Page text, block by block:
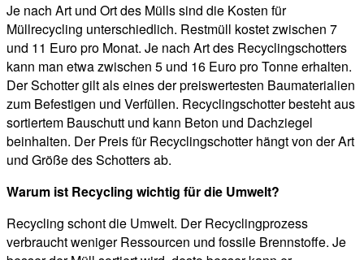
Je nach Art und Ort des Mülls sind die Kosten für
Müllrecycling unterschiedlich. Restmüll kostet zwischen 7
und 11 Euro pro Monat. Je nach Art des Recyclingschotters
kann man etwa zwischen 5 und 16 Euro pro Tonne erhalten.
Der Schotter gilt als eines der preiswertesten Baumaterialien
zum Befestigen und Verfüllen. Recyclingschotter besteht aus
sortiertem Bauschutt und kann Beton und Dachziegel
beinhalten. Der Preis für Recyclingschotter hängt von der Art
und Größe des Schotters ab.
Warum ist Recycling wichtig für die Umwelt?
Recycling schont die Umwelt. Der Recyclingprozess
verbraucht weniger Ressourcen und fossile Brennstoffe. Je